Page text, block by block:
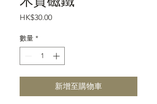
HK$30.00價
數量 *
新增至購物車